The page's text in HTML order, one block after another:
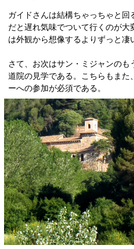
ガイドさんは結構ちゃっちゃと回
だと遅れ気味でついて行くのが大
は外観から想像するよりずっと凄
さて、お次はサン・ミジャンのも
道院の見学である。こちらもまた
ーへの参加が必須である。